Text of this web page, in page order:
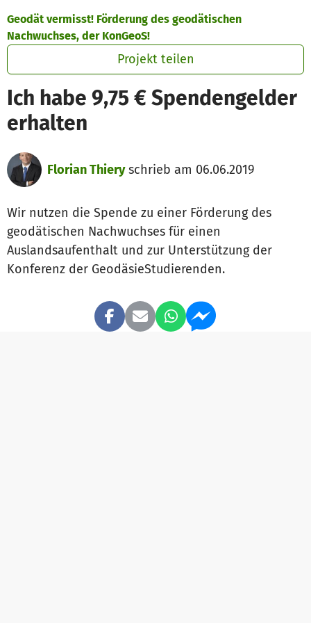
Geodät vermisst! Förderung des geodätischen
Nachwuchses, der KonGeoS!
Projekt teilen
Ich habe 9,75 € Spendengelder
erhalten
Florian Thieryschrieb am 06.06.2019
Wir nutzen die Spende zu einer Förderung des
geodätischen Nachwuchses für einen
Auslandsaufenthalt und zur Unterstützung der
Konferenz der GeodäsieStudierenden.